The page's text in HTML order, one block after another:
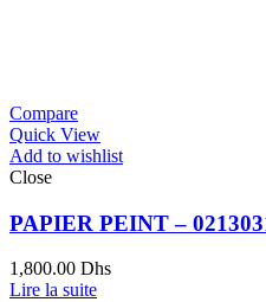
Compare
Quick View
Add to wishlist
Close
PAPIER PEINT –
1,800.00 Dhs
Lire la suite